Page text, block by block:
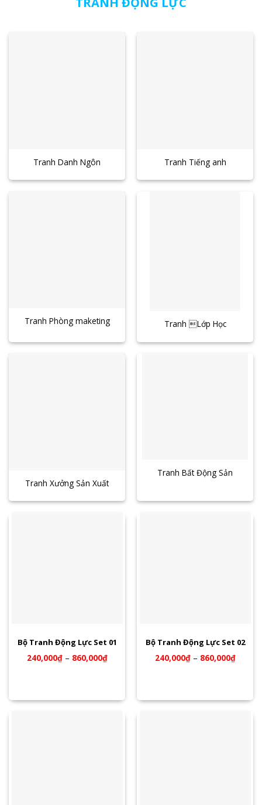
Tranh Danh Ngôn Tranh Tiếng anh
Tranh Phòng maketing Tranh Lớp Học
Tranh Xưởng Sản Xuất
Tranh Bất Động Sản
Bộ Tranh Động Lực Set 01
240,000₫– 860,000₫
Bộ Tranh Động Lực Set 02
240,000₫– 860,000₫